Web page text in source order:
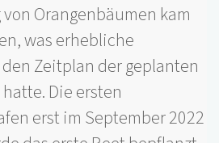
Orangenbäumen kam
was erhebliche
Zeitplan der geplanten
Die ersten
erst im September 2022